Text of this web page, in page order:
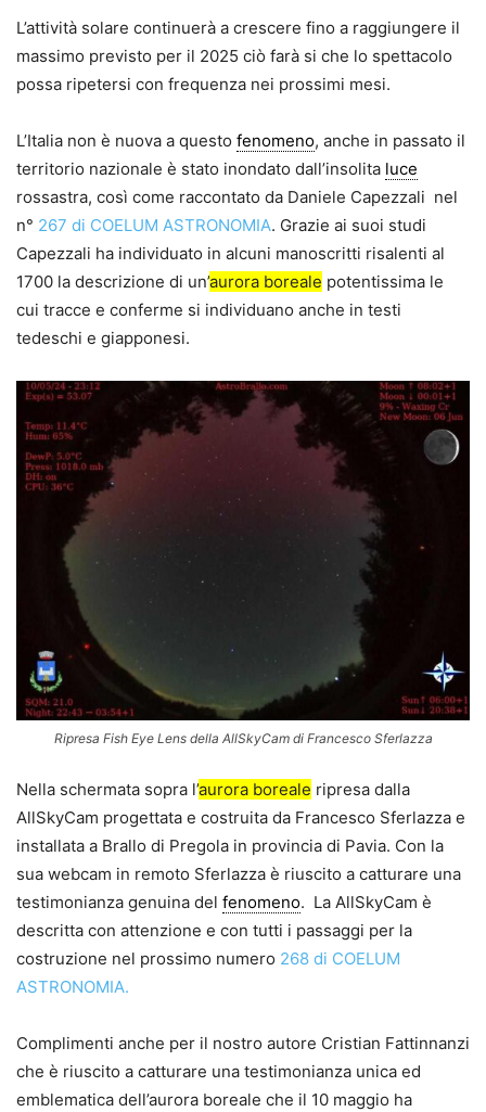
L’attività solare continuerà a crescere fino a raggiungere il
massimo previsto per il 2025 ciò farà si che lo spettacolo
possa ripetersi con frequenza nei prossimi mesi.
L’Italia non è nuova a questo fenomeno, anche in passato il
territorio nazionale è stato inondato dall’insolita luce
rossastra, così come raccontato da Daniele Capezzali nel
n° 267 di COELUM ASTRONOMIA. Grazie ai suoi studi
Capezzali ha individuato in alcuni manoscritti risalenti al
1700 la descrizione di un’aurora boreale potentissima le
cui tracce e conferme si individuano anche in testi
tedeschi e giapponesi.
Ripresa Fish Eye Lens della AllSkyCam di Francesco Sferlazza
Nella schermata sopra l’aurora boreale ripresa dalla
AllSkyCam progettata e costruita da Francesco Sferlazza e
installata a Brallo di Pregola in provincia di Pavia. Con la
sua webcam in remoto Sferlazza è riuscito a catturare una
testimonianza genuina del fenomeno. La AllSkyCam è
descritta con attenzione e con tutti i passaggi per la
costruzione nel prossimo numero 268 di COELUM
ASTRONOMIA.
Complimenti anche per il nostro autore Cristian Fattinnanzi
che è riuscito a catturare una testimonianza unica ed
emblematica dell’aurora boreale che il 10 maggio ha